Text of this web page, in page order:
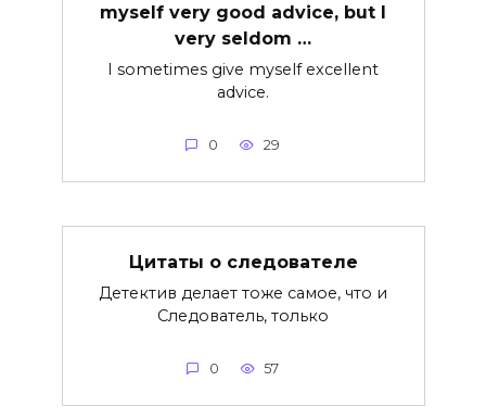
myself very good advice, but I
very seldom …
I sometimes give myself excellent
advice.
0 29
Цитаты о следователе
Детектив делает тоже самое, что и
Следователь, только
0 57